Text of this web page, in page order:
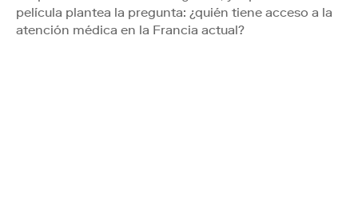
película plantea la pregunta: ¿quién tiene acceso a la
atención médica en la Francia actual?